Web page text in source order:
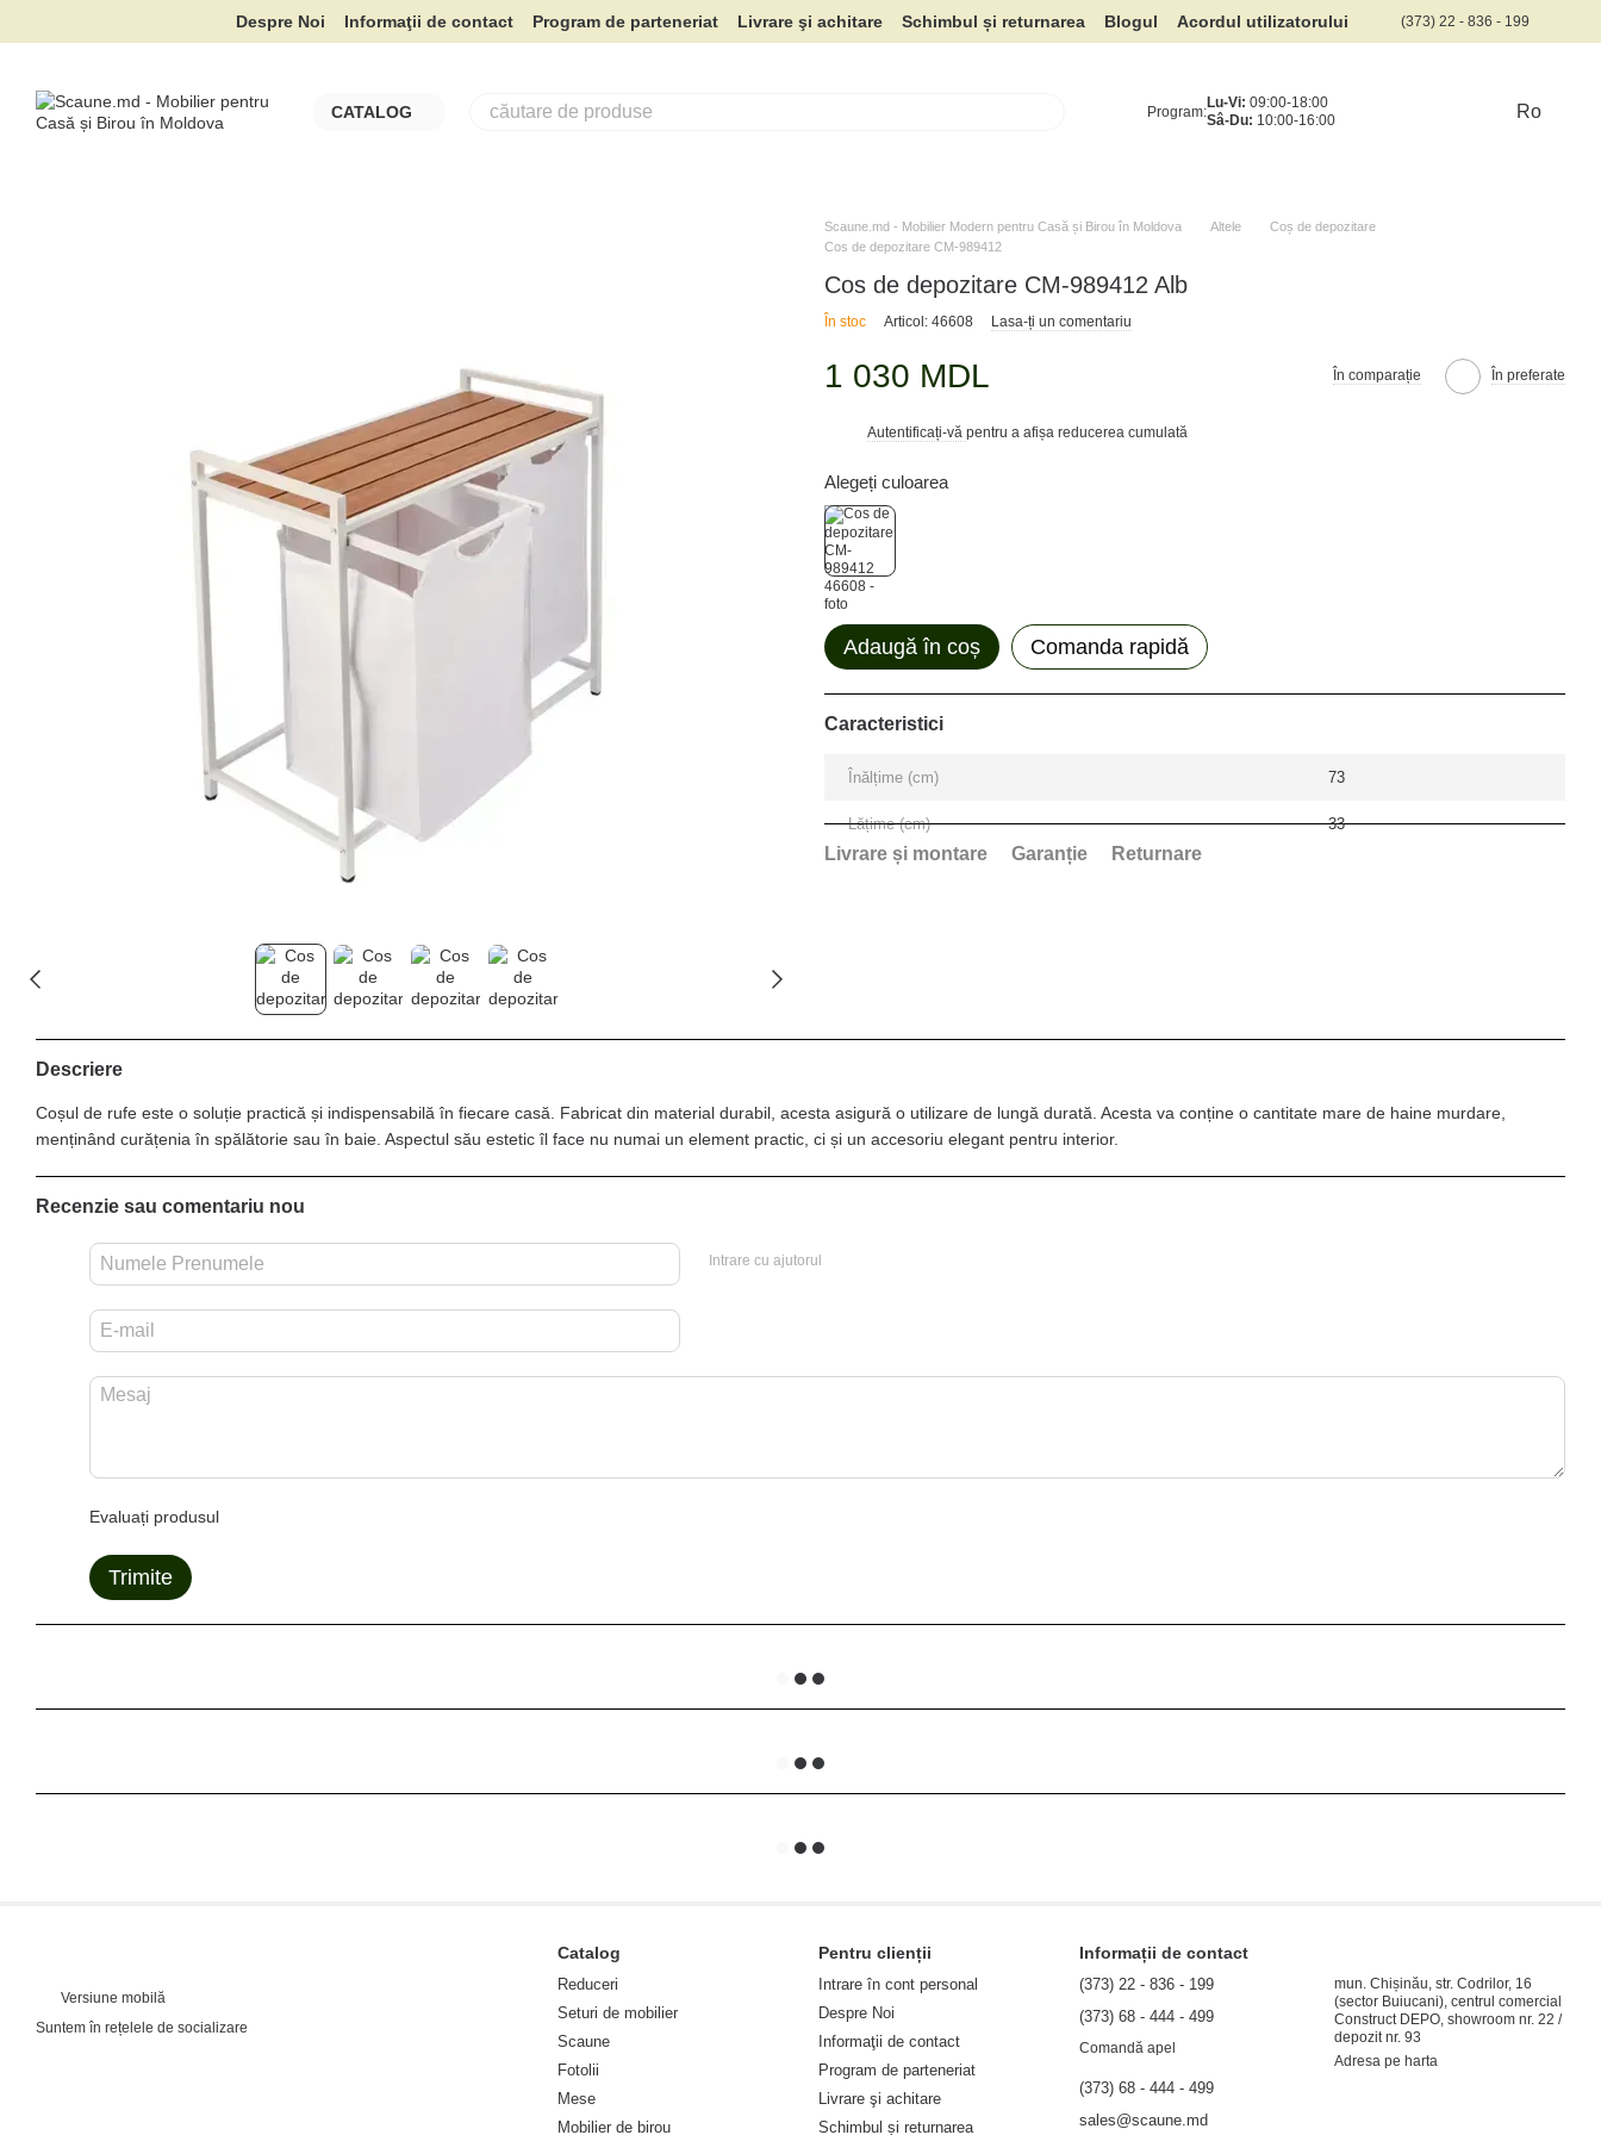
Despre Noi Informaţii de contact Program de parteneriat Livrare şi achitare Schimbul și returnarea Blogul Acordul utilizatorului (373) 22 - 836 - 199
CATALOG Program:
Lu-Vi: 09:00-18:00
Sâ-Du: 10:00-16:00 Ro
Scaune.md - Mobilier Modern pentru Casă și Birou în Moldova Altele
Coș de depozitare
Cos de depozitare CM-989412
Cos de depozitare CM-989412 Alb
În stoc Articol: 46608 Lasa-ți un comentariu
1 030 MDL În comparație În preferate
Autentificați-vă pentru a afișa reducerea cumulată
Alegeți culoarea
Adaugă în coș Comanda rapidă
Caracteristici
Înălțime (cm) 73
Lățime (cm) 33
Livrare și montare Garanție Returnare
Descriere
Coșul de rufe este o soluție practică și indispensabilă în fiecare casă. Fabricat din material durabil, acesta asigură o utilizare de lungă durată. Acesta va conține o cantitate mare de haine murdare,
menținând curățenia în spălătorie sau în baie. Aspectul său estetic îl face nu numai un element practic, ci și un accesoriu elegant pentru interior.
Recenzie sau comentariu nou
Intrare cu ajutorul
Evaluați produsul
Trimite
Versiune mobilă
Suntem în rețelele de socializare
Catalog
Reduceri
Seturi de mobilier
Scaune
Fotolii
Mese
Mobilier de birou
Pentru clienții
Intrare în cont personal
Despre Noi
Informaţii de contact
Program de parteneriat
Livrare şi achitare
Schimbul și returnarea
Informații de contact
(373) 22 - 836 - 199
(373) 68 - 444 - 499
Comandă apel
(373) 68 - 444 - 499
sales@scaune.md
mun. Chișinău, str. Codrilor, 16
(sector Buiucani), centrul comercial
Construct DEPO, showroom nr. 22 /
depozit nr. 93
Adresa pe harta